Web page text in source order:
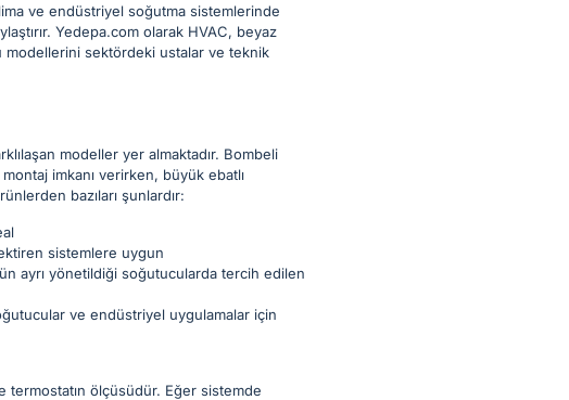
ve endüstriyel soğutma sistemlerinde
Yedepa.com olarak HVAC, beyaz
modellerini sektördeki ustalar ve teknik
modeller yer almaktadır. Bombeli
imkanı verirken, büyük ebatlı
bazıları şunlardır:
sistemlere uygun
ayrı yönetildiği soğutucularda tercih edilen
ve endüstriyel uygulamalar için
termostatın ölçüsüdür. Eğer sistemde